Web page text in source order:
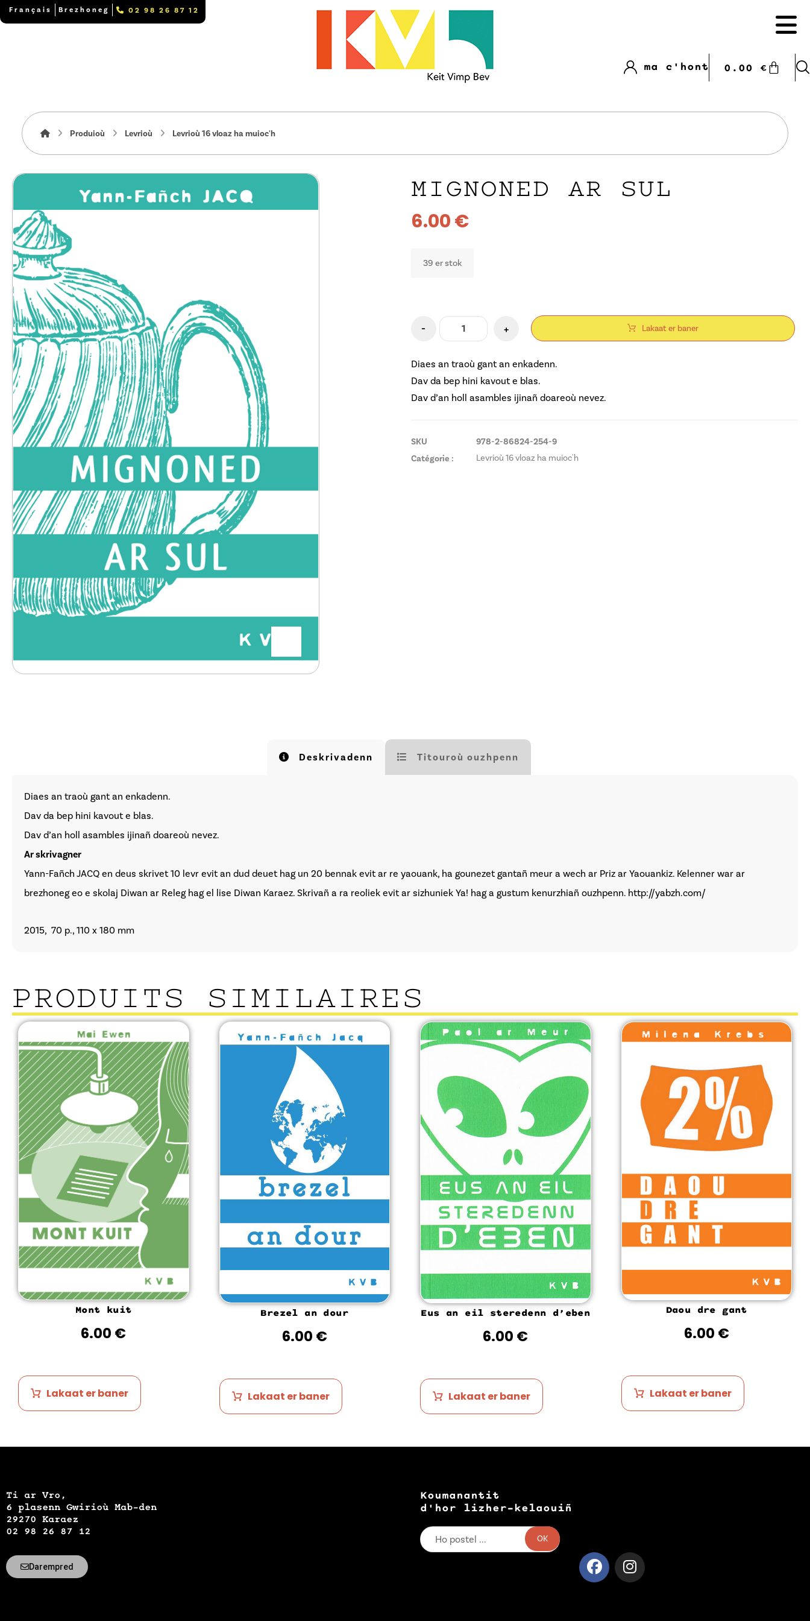
Français Brezhoneg 02 98 26 87 12
0.00 €
ma c'hont
Produioù Levrioù Levrioù 16 vloaz ha muioc'h
MIGNONED AR SUL
6.00€
39 er stok
- + Lakaat er baner
Diaes an traoù gant an enkadenn.
Dav da bep hini kavout e blas.
Dav d’an holl asambles ijinañ doareoù nevez.
SKU
978-2-86824-254-9
Catégorie :
Levrioù 16 vloaz ha muioc'h
Deskrivadenn Titouroù ouzhpenn
Diaes an traoù gant an enkadenn.
Dav da bep hini kavout e blas.
Dav d’an holl asambles ijinañ doareoù nevez.
Ar skrivagner
Yann-Fañch JACQ en deus skrivet 10 levr evit an dud deuet hag un 20 bennak evit ar re yaouank, ha gounezet gantañ meur a wech ar Priz ar Yaouankiz. Kelenner war ar
brezhoneg eo e skolaj Diwan ar Releg hag el lise Diwan Karaez. Skrivañ a ra reoliek evit ar sizhuniek Ya! hag a gustum kenurzhiañ ouzhpenn. http://yabzh.com/
2015, 70 p., 110 x 180 mm
PRODUITS SIMILAIRES
Mont kuit
6.00 €
Lakaat er baner
Brezel an dour
6.00 €
Lakaat er baner
Eus an eil steredenn d’eben
6.00 €
Lakaat er baner
Daou dre gant
6.00 €
Lakaat er baner
Ti ar Vro,
6 plasenn Gwirioù Mab-den
29270 Karaez
02 98 26 87 12
Darempred
Koumanantit
d'hor lizher-kelaouiñ
OK